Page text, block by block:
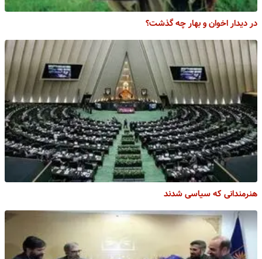
در دیدار اخوان و بهار چه گذشت؟
هنرمندانی که سیاسی شدند